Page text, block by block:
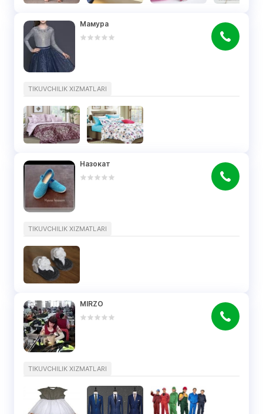
Мамура
TIKUVCHILIK XIZMATLARI
Назокат
TIKUVCHILIK XIZMATLARI
MIRZO
TIKUVCHILIK XIZMATLARI